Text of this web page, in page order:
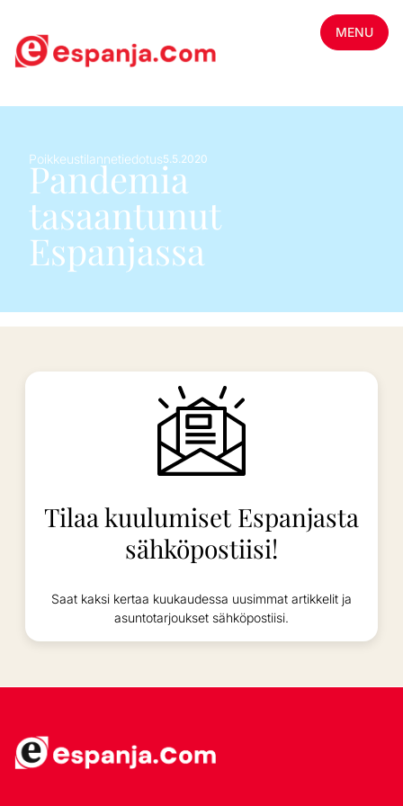
MENU
Poikkeustilannetiedotus5.5.2020
Pandemia
tasaantunut
Espanjassa
Tilaa kuulumiset Espanjasta
sähköpostiisi!
Saat kaksi kertaa kuukaudessa uusimmat artikkelit ja
asuntotarjoukset sähköpostiisi.